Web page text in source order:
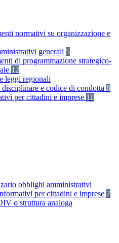
normativi su organizzazione e
generali 5
di programmazione strategico-
12
leggi regionali
e codice di condotta 8
per cittadini e imprese 11
obblighi amministrativi
per cittadini e imprese 7
o struttura analoga